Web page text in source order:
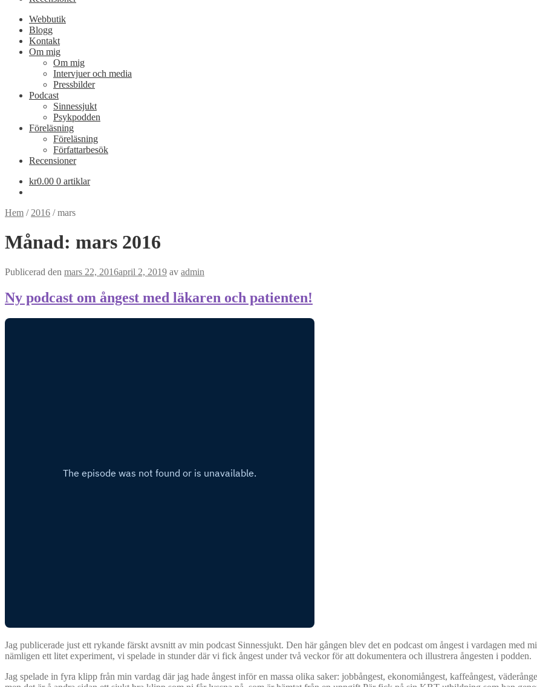
Webbutik
Blogg
Kontakt
Om mig
Om mig
Intervjuer och media
Pressbilder
Podcast
Sinnessjukt
Psykpodden
Föreläsning
Föreläsning
Författarbesök
Recensioner
kr0.00 0 artiklar
Hem / 2016 /mars
Månad: mars 2016
Publicerad den mars 22, 2016april 2, 2019 av admin
Ny podcast om ångest med läkaren och patienten!
Jag publicerade just ett rykande färskt avsnitt av min podcast Sinnessjukt. Den här gången blev det en podcast om ångest i vardagen med
nämligen ett litet experiment, vi spelade in stunder där vi fick ångest under två veckor för att dokumentera och illustrera ångesten i podden.
Jag spelade in fyra klipp från min vardag där jag hade ångest inför en massa olika saker: jobbångest, ekonomiångest, kaffeångest,